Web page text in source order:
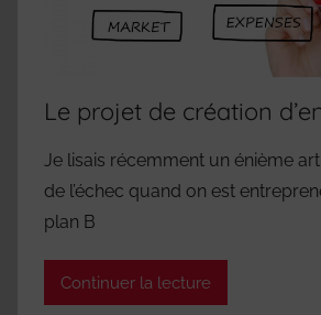
Le projet de création
Je lisais récemment un énième
de l’échec quand on est
plan B
Continuer la lecture